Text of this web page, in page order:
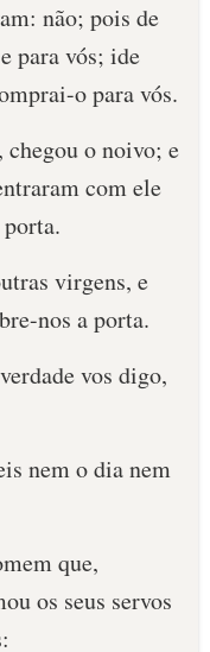
não; pois de
para vós; ide
o para vós.
o noivo; e
com ele
virgens, e
nos a porta.
vos digo,
nem o dia nem
que,
os seus servos